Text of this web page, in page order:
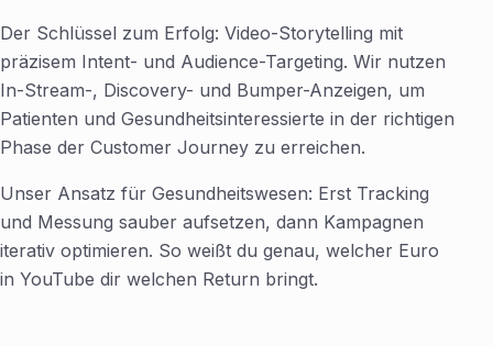
Der Schlüssel zum Erfolg: Video-Storytelling mit
präzisem Intent- und Audience-Targeting. Wir nutzen
In-Stream-, Discovery- und Bumper-Anzeigen, um
Patienten und Gesundheitsinteressierte in der richtigen
Phase der Customer Journey zu erreichen.
Unser Ansatz für Gesundheitswesen: Erst Tracking
und Messung sauber aufsetzen, dann Kampagnen
iterativ optimieren. So weißt du genau, welcher Euro
in YouTube dir welchen Return bringt.